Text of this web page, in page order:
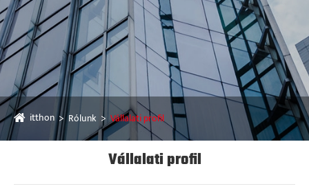
itthon Rólunk Vállalati profil
Vállalati profil